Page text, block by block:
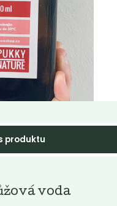
šampón
produktu
voda